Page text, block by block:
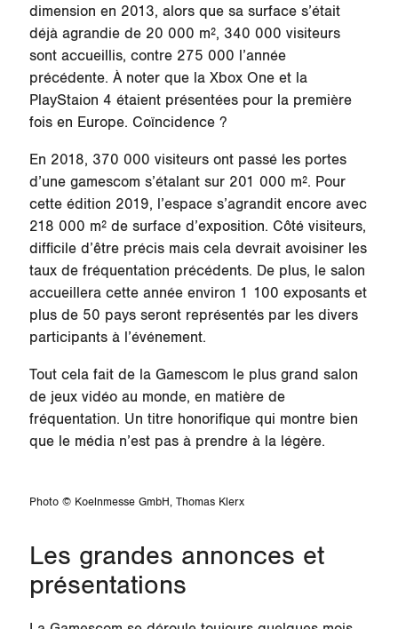
dimension en 2013, alors que sa surface s’était
déjà agrandie de 20 000 m², 340 000 visiteurs
sont accueillis, contre 275 000 l’année
précédente. À noter que la Xbox One et la
PlayStaion 4 étaient présentées pour la première
fois en Europe. Coïncidence ?
En 2018, 370 000 visiteurs ont passé les portes
d’une gamescom s’étalant sur 201 000 m². Pour
cette édition 2019, l’espace s’agrandit encore avec
218 000 m² de surface d’exposition. Côté visiteurs,
difficile d’être précis mais cela devrait avoisiner les
taux de fréquentation précédents. De plus, le salon
accueillera cette année environ 1 100 exposants et
plus de 50 pays seront représentés par les divers
participants à l’événement.
Tout cela fait de la Gamescom le plus grand salon
de jeux vidéo au monde, en matière de
fréquentation. Un titre honorifique qui montre bien
que le média n’est pas à prendre à la légère.
Photo © Koelnmesse GmbH, Thomas Klerx
Les grandes annonces et
présentations